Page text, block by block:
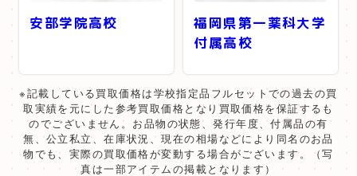
安部学院高校
福岡県第一薬科大学
付属高校
※記載している買取価格は学校指定品フルセットでの過去の買
取実績を元にした参考買取価格となり買取価格を保証するも
のでございません。お品物の状態、発行年度、付属品の有
無、公立私立、在庫状況、現在の相場などにより同名のお品
物でも、実際の買取価格が変動する場合がございます。（写
真は一部アイテムの掲載となります）